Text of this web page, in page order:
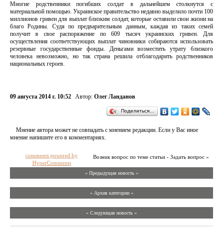
Многие родственники погибших солдат в дальнейшем столкнутся с
материальной помощью. Украинское правительство недавно выделило почти 100
миллионов гривен для выплат близким солдат, которые оставили свои жизни на
благо Родины. Судя по предварительным данным, каждая из таких семей
получит в свое распоряжение по 609 тысяч украинских гривен. Для
осуществления соответствующих выплат чиновники собираются использовать
резервные государственные фонды. Деньгами возместить утрату близкого
человека невозможно, но так страна решила отблагодарить родственников
национальных героев.
09 августа 2014 г. 10:52 Автор: Олег Ланданов
Поделиться…
Мнение автора может не совпадать с мнением редакции. Если у Вас иное
мнение напишите его в комментариях.
Возник вопрос по теме статьи - Задать вопрос »
comments powered by
HyperComments
« Предыдущая новость «
» Архив категории «
» Следующая новость »